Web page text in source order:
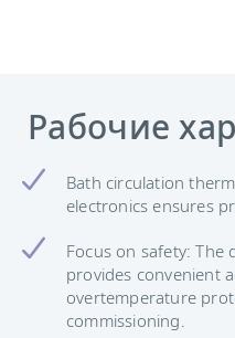
Рабочие
Bath circulation
electronics ensures
Focus on safety: The
provides convenient
overtemperature
commissioning.